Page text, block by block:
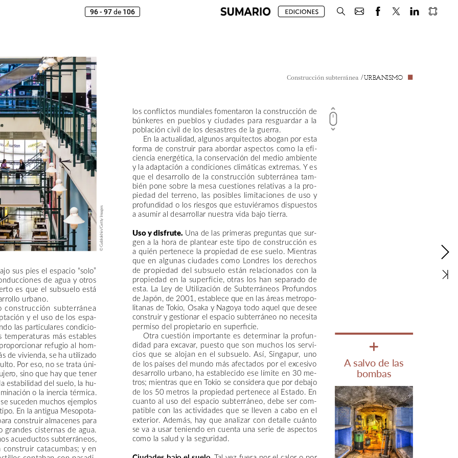
96 - 97 de 106
sus pies el espacio “solo”
de agua y otros
es que el subsuelo está
urbano.
construcción subterránea
y el uso de los espa-
las particulares condicio-
temperaturas más estables
proporcionar refugio al hom-
de vivienda, se ha utilizado
Poreso, no se trata úni-
sinoque hayque tener
la estabilidad del suelo, la hu-
o la inercia térmica.
se suceden muchos ejemplos
tipo. En laantigua Mesopota-
construiralmacenes para
grandes cisternas de agua.
acueductos subterráneos,
construir catacumbas; y en
©
Gablokhin/Getty
Images
Construcción subterránea / URBANISMO
losconflictos mundialesfomentaron laconstrucción de
búnkeres en pueblos y ciudades para resguardar a la
poblacióncivil de los desastres de la guerra.
En laactualidad,algunosarquitectos abogan poresta
forma de construir para abordar aspectos como la efi-
ciencia energética, laconservación del medio ambiente
y laadaptación a condiciones climáticas extremas. Yes
que el desarrollo de la construcción subterránea tam-
bién pone sobre la mesa cuestiones relativas a la pro-
piedad del terreno, las posibles limitaciones de uso y
profundidad o los riesgos que estuviéramos dispuestos
aasumiral desarrollar nuestra vida bajo tierra.
Usoydisfrute. Una de las primeras preguntas que sur-
gen a la hora de plantear este tipo de construcción es
a quién pertenece la propiedad de ese suelo. Mientras
que en algunas ciudades como Londres los derechos
de propiedad del subsuelo están relacionados con la
propiedad en la superficie, otras los han separado de
esta. La Ley de Utilización de Subterráneos Profundos
de Japón, de 2001, establece que en lasáreas metropo-
litanas de Tokio, Osaka y Nagoya todo aquel que desee
construiry gestionar el espacio subterráneo no necesita
permiso del propietario en superficie.
Otra cuestión importante es determinar la profun-
didad para excavar, puesto que son muchos los servi-
cios que se alojan en el subsuelo. Así, Singapur, uno
de los países del mundo más afectados porel excesivo
desarrollo urbano, ha establecido ese límite en 30 me-
tros; mientras queenTokio se considera que pordebajo
de los 50 metros la propiedad pertenece al Estado. En
cuanto al uso del espacio subterráneo, debe ser com-
patible con las actividades que se lleven a cabo en el
exterior. Además, hay que analizar con detalle cuánto
se va a usar teniendo en cuenta una serie de aspectos
como la salud y la seguridad.
A salvo de las
bombas